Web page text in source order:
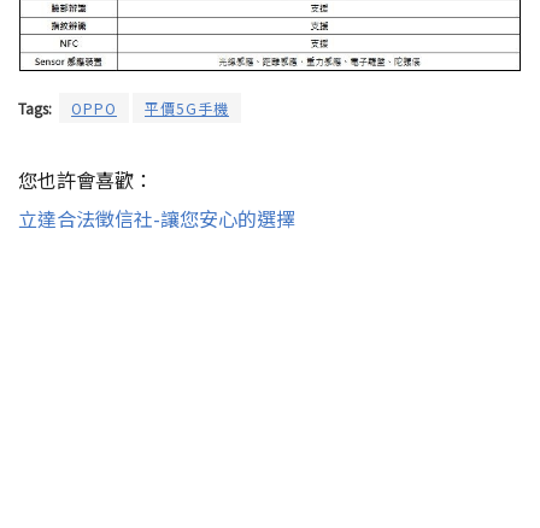
Tags: OPPO 平價5G手機
您也許會喜歡：
立達合法徵信社-讓您安心的選擇